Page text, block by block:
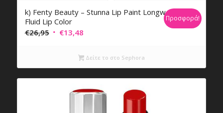
k) Fenty Beauty – Stunna Lip Paint Longwear
Fluid Lip Color
€26,95 Original
€26,95.
€13,48Η
τιμή
είναι:
€13,48.
Προσφορά!
Δείτε το στο Sephora